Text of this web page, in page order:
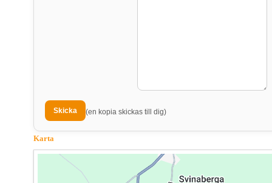
(en kopia skickas till dig)
Karta